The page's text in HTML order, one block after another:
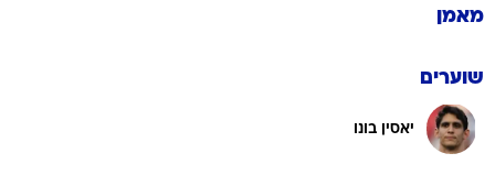
מאמן
שוערים
יאסין בונו